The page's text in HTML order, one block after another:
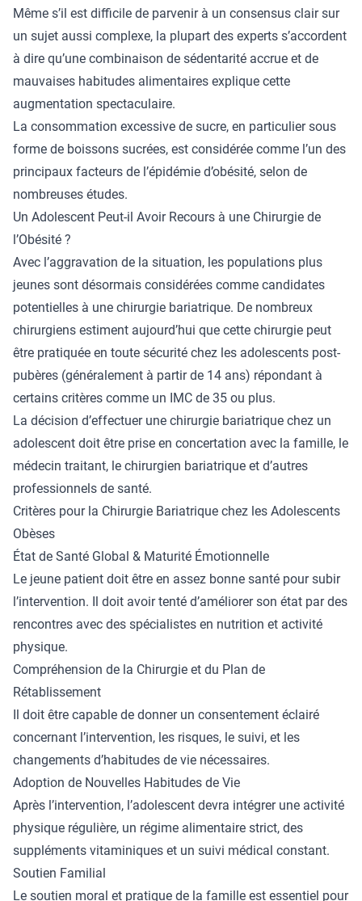
Même s’il est difficile de parvenir à un consensus clair sur
un sujet aussi complexe, la plupart des experts s’accordent
à dire qu’une combinaison de sédentarité accrue et de
mauvaises habitudes alimentaires explique cette
augmentation spectaculaire.
La consommation excessive de sucre, en particulier sous
forme de boissons sucrées, est considérée comme l’un des
principaux facteurs de l’épidémie d’obésité, selon de
nombreuses études.
Un Adolescent Peut-il Avoir Recours à une Chirurgie de
l’Obésité ?
Avec l’aggravation de la situation, les populations plus
jeunes sont désormais considérées comme candidates
potentielles à une chirurgie bariatrique. De nombreux
chirurgiens estiment aujourd’hui que cette chirurgie peut
être pratiquée en toute sécurité chez les adolescents post-
pubères (généralement à partir de 14 ans) répondant à
certains critères comme un IMC de 35 ou plus.
La décision d’effectuer une chirurgie bariatrique chez un
adolescent doit être prise en concertation avec la famille, le
médecin traitant, le chirurgien bariatrique et d’autres
professionnels de santé.
Critères pour la Chirurgie Bariatrique chez les Adolescents
Obèses
État de Santé Global & Maturité Émotionnelle
Le jeune patient doit être en assez bonne santé pour subir
l’intervention. Il doit avoir tenté d’améliorer son état par des
rencontres avec des spécialistes en nutrition et activité
physique.
Compréhension de la Chirurgie et du Plan de
Rétablissement
Il doit être capable de donner un consentement éclairé
concernant l’intervention, les risques, le suivi, et les
changements d’habitudes de vie nécessaires.
Adoption de Nouvelles Habitudes de Vie
Après l’intervention, l’adolescent devra intégrer une activité
physique régulière, un régime alimentaire strict, des
suppléments vitaminiques et un suivi médical constant.
Soutien Familial
Le soutien moral et pratique de la famille est essentiel pour